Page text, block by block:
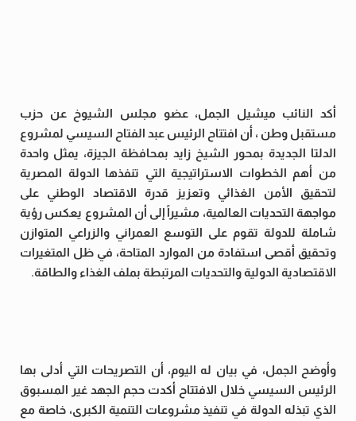
أكد النائب ميشيل الجمل، عضو مجلس الشيوخ عن حزب
مستقبل وطن ، أن افتتاح الرئيس عبد الفتاح السيسي لمشروع
الدلتا الجديدة بمحور الشيخ زايد بمحافظة الجيزة، يمثل واحدة
من أهم الخطوات الاستراتيجية التي تنفذها الدولة المصرية
لتحقيق الأمن الغذائي وتعزيز قدرة الاقتصاد الوطني على
مواجهة التحديات العالمية، مشيراً إلى أن المشروع يعكس رؤية
شاملة للدولة تقوم على التوسع العمراني والزراعي المتوازن
وتحقيق أقصى استفادة من الموارد المتاحة، في ظل المتغيرات
الاقتصادية الدولية والتحديات المرتبطة بملف الغذاء والطاقة.
وأوضح الجمل، في بيان له اليوم، أن التصريحات التي أدلى بها
الرئيس السيسي خلال الافتتاح أكدت حجم الجهد غير المسبوق
الذي تبذله الدولة في تنفيذ مشروعات التنمية الكبرى، خاصة مع